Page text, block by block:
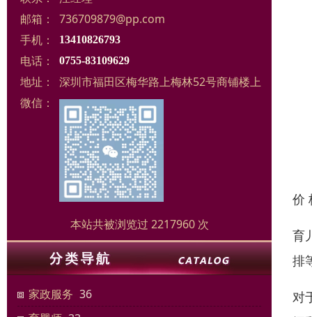
邮箱：
736709879@pp.com
手机：
13410826793
电话： 0755-83109629
地址：
深圳市福田区梅华路上梅林52号商铺楼上
微信：
本站共被浏览过 2217960 次
家政服务 36
价
育
排
对